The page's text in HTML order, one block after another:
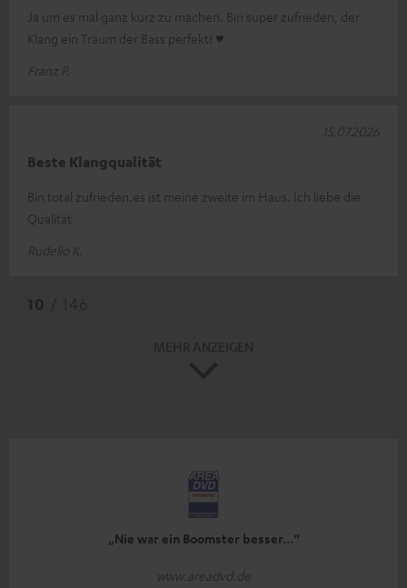
Ja um es mal ganz kurz zu machen. Bin super zufrieden, der
Klang ein Traum der Bass perfekt! ♥
Franz P.
Beste Klangqualität
Bin total zufrieden.es ist meine zweite im Haus. Ich liebe die
Qualität
Rudelio K.
15.07.2026
„Nie war ein Boomster besser…“
www.areadvd.de